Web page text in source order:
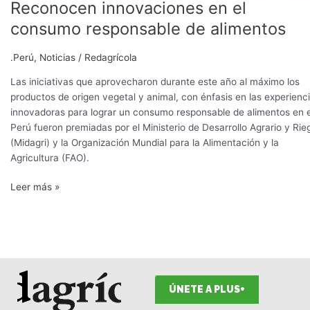
Reconocen innovaciones en el
consumo responsable de alimentos
.Perú, Noticias / Redagrícola
Las iniciativas que aprovecharon durante este año al máximo los
productos de origen vegetal y animal, con énfasis en las
innovadoras para lograr un consumo responsable de alimentos en
Perú fueron premiadas por el Ministerio de Desarrollo Agrario y
(Midagri) y la Organización Mundial para la Alimentación y la
Agricultura (FAO).
Leer más »
ÚNETE A PLUS+